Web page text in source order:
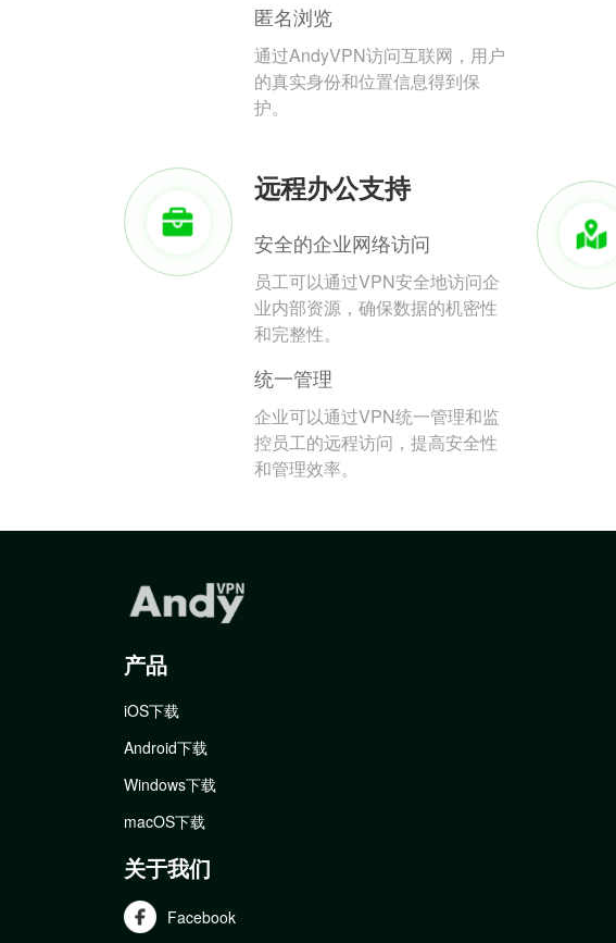
匿名浏览
通过AndyVPN访问互联网，用户
的真实身份和位置信息得到保
护。
远程办公支持
安全的企业网络访问
员工可以通过VPN安全地访问企
业内部资源，确保数据的机密性
和完整性。
统一管理
企业可以通过VPN统一管理和监
控员工的远程访问，提高安全性
和管理效率。
产品
iOS下载
Android下载
Windows下载
macOS下载
关于我们
Facebook